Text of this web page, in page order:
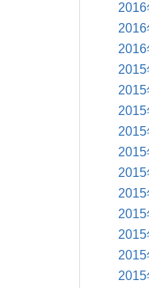
2016
2016
2016
2015
2015
2015
2015
2015
2015
2015
2015
2015
2015
2015